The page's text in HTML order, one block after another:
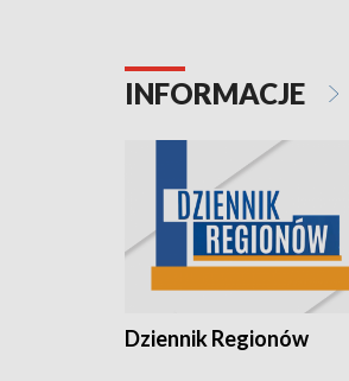
INFORMACJE
Dziennik Regionów